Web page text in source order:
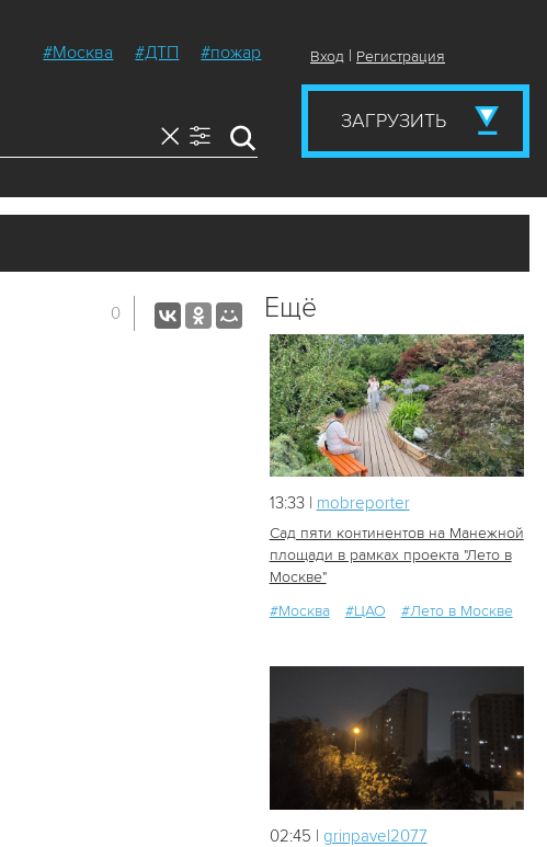
#Москва #ДТП #пожар Вход | Регистрация
ЗАГРУЗИТЬ
0 Ещё
13:33 | mobreporter
Сад пяти континентов на Манежной
площади в рамках проекта "Лето в
Москве"
#Москва
#ЦАО #Лето в Москве
02:45 | grinpavel2077